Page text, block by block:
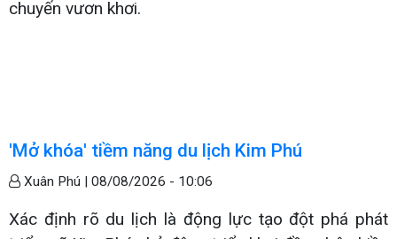
chuyến vươn khơi.
'Mở khóa' tiềm năng du lịch Kim Phú
Xuân Phú | 08/08/2026 - 10:06
Xác định rõ du lịch là động lực tạo đột phá phát